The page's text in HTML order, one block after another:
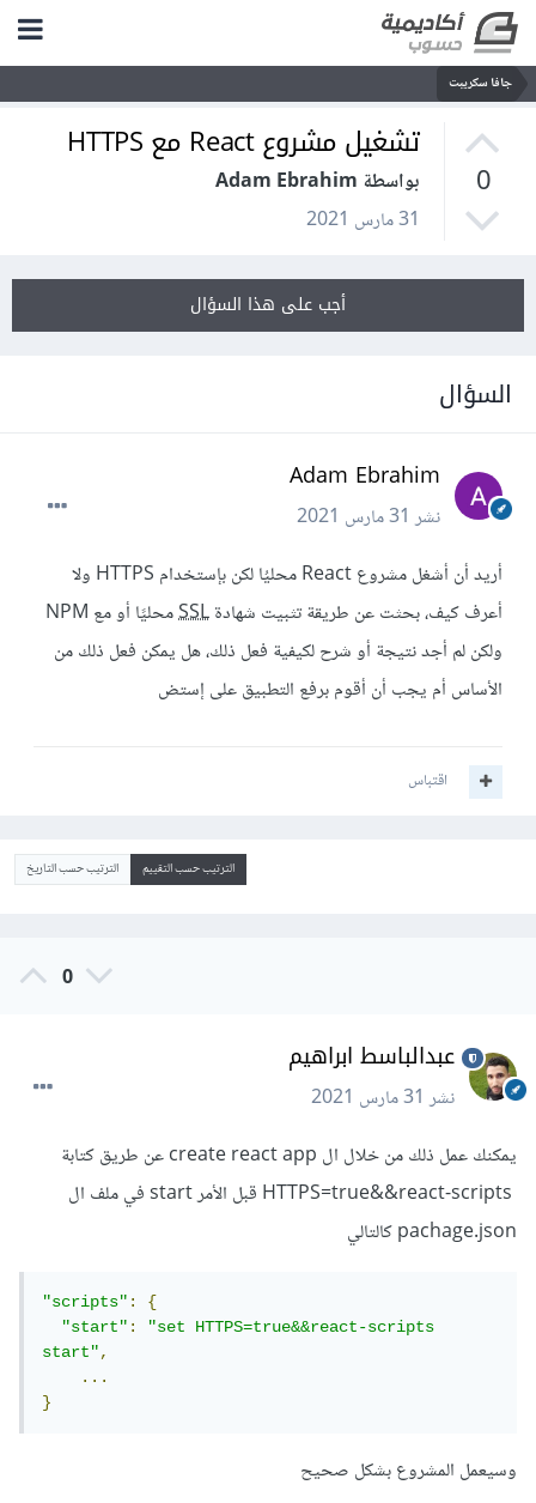
جافا سكريبت
0
تشغيل مشروع React مع HTTPS
بواسطة Adam Ebrahim
31 مارس 2021
أجب على هذا السؤال
السؤال
Adam Ebrahim
نشر31 مارس 2021
أريد أن أشغل مشروع React محليُا لكن بإستخدام HTTPS ولا
أعرف كيف، بحثت عن طريقة تثبيت شهادةSSL
محليًا أو مع NPM
ولكن لم أجد نتيجة أو شرح لكيفية فعل ذلك، هل يمكن فعل ذلك من
الأساس أم يجب أن أقوم برفع التطبيق على إستض
اقتباس
الترتيب حسب التقييم الترتيب حسب التاريخ
0
عبدالباسط ابراهيم
نشر31 مارس 2021
يمكنك عمل ذلك من خلال ال create react app عن طريق كتابة
HTTPS=true&&react-scripts قبل الأمر start في ملف ال
pachage.json كالتالي
"scripts":
{
"start":
"set HTTPS=true&&react-scripts
start",
...
}
وسيعمل المشروع بشكل صحيح